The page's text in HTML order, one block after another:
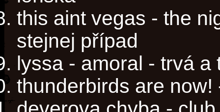
this aint vegas - the
stejnej případ
lyssa - amoral - trvá a
thunderbirds are